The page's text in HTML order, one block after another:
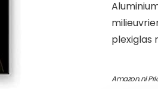
plexiglas
Amazon.nl